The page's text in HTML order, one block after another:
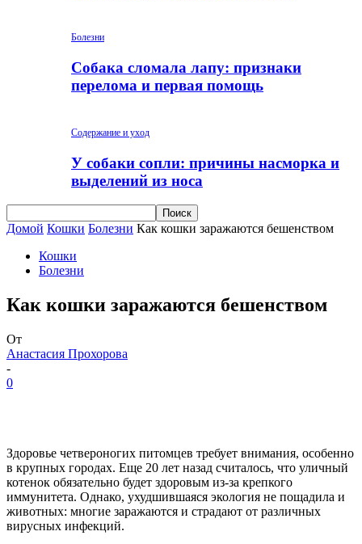
Болезни
Собака сломала лапу: признаки
перелома и первая помощь
Содержание и уход
У собаки сопли: причины насморка и
выделений из носа
Домой Кошки Болезни Как кошки заражаются бешенством
Кошки
Болезни
Как кошки заражаются бешенством
От
Анастасия Прохорова
-
0
Здоровье четвероногих питомцев требует внимания, особенно
в крупных городах. Еще 20 лет назад считалось, что уличный
котенок обязательно будет здоровым из-за крепкого
иммунитета. Однако, ухудшившаяся экология не пощадила и
животных: многие заражаются и страдают от различных
вирусных инфекций.